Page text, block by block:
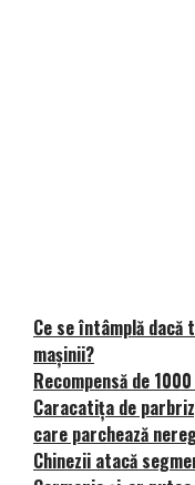
Ce se întâmplă
mașinii?
Recompensă de
Caracatița de
care parchează
Chinezii atacă